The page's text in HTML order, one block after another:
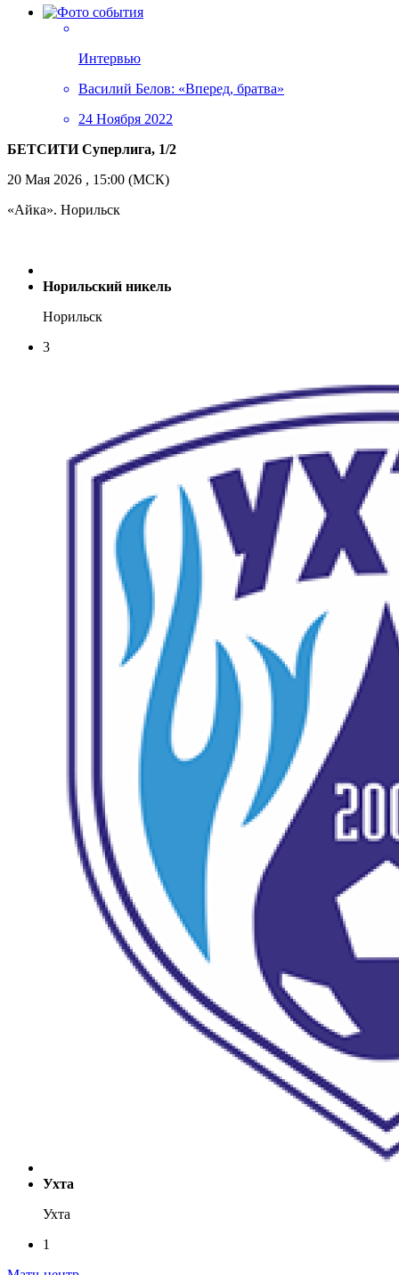
Интервью
Василий Белов: «Вперед, братва»
24 Ноября 2022
БЕТСИТИ Суперлига, 1/2
20 Мая 2026 , 15:00 (МСК)
«Айка». Норильск
Норильский никель
Норильск
3
Ухта
Ухта
1